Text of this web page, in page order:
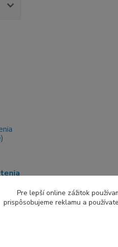
Pre lepší online zážitok
prispôsobujeme reklamu a